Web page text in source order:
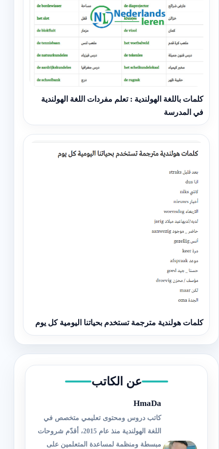
كلمات باللغة الهولندية : تعلم مفردات اللغة الهولندية
في المدرسة
كلمات هولندية مترجمة تستخدم بحياتنا اليومية كل يوم
عن الكاتب
HmaDa
كاتب دروس ومحتوى تعليمي متخصص في
اللغة الهولندية منذ عام 2015، أقدّم شروحات
مبسطة ومنظمة لمساعدة المتعلمين على